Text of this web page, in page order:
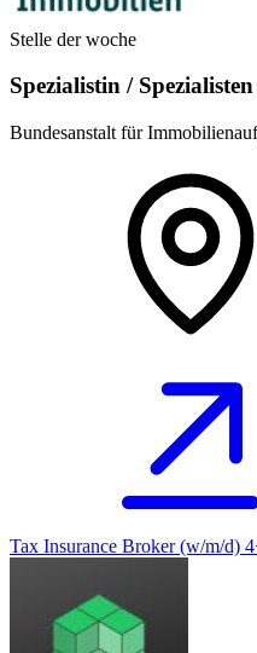
Stelle der woche
Spezialistin /
Bundesanstalt für
Tax Insurance Broker (w/m/d)